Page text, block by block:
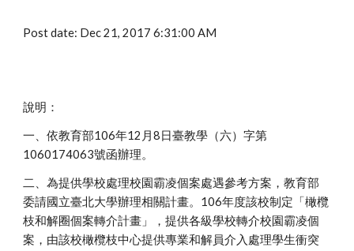
Post date: Dec 21, 2017 6:31:00 AM
說明：
一、依教育部106年12月8日臺教學（六）字第
1060174063號函辦理。
二、為提供學校處理校園霸凌個案處遇參考方案，教育部
委請國立臺北大學辦理相關計畫。106年度該校制定「橄欖
枝和解圈個案轉介計畫」，提供各級學校轉介校園霸凌個
案，由該校橄欖枝中心提供專業和解員介入處理學生衝突